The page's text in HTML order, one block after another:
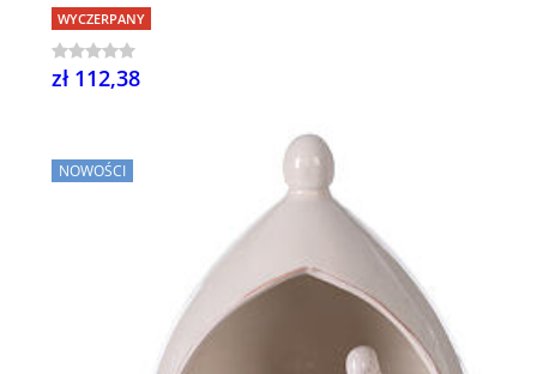
WYCZERPANY
zł 112,38
NOWOŚCI